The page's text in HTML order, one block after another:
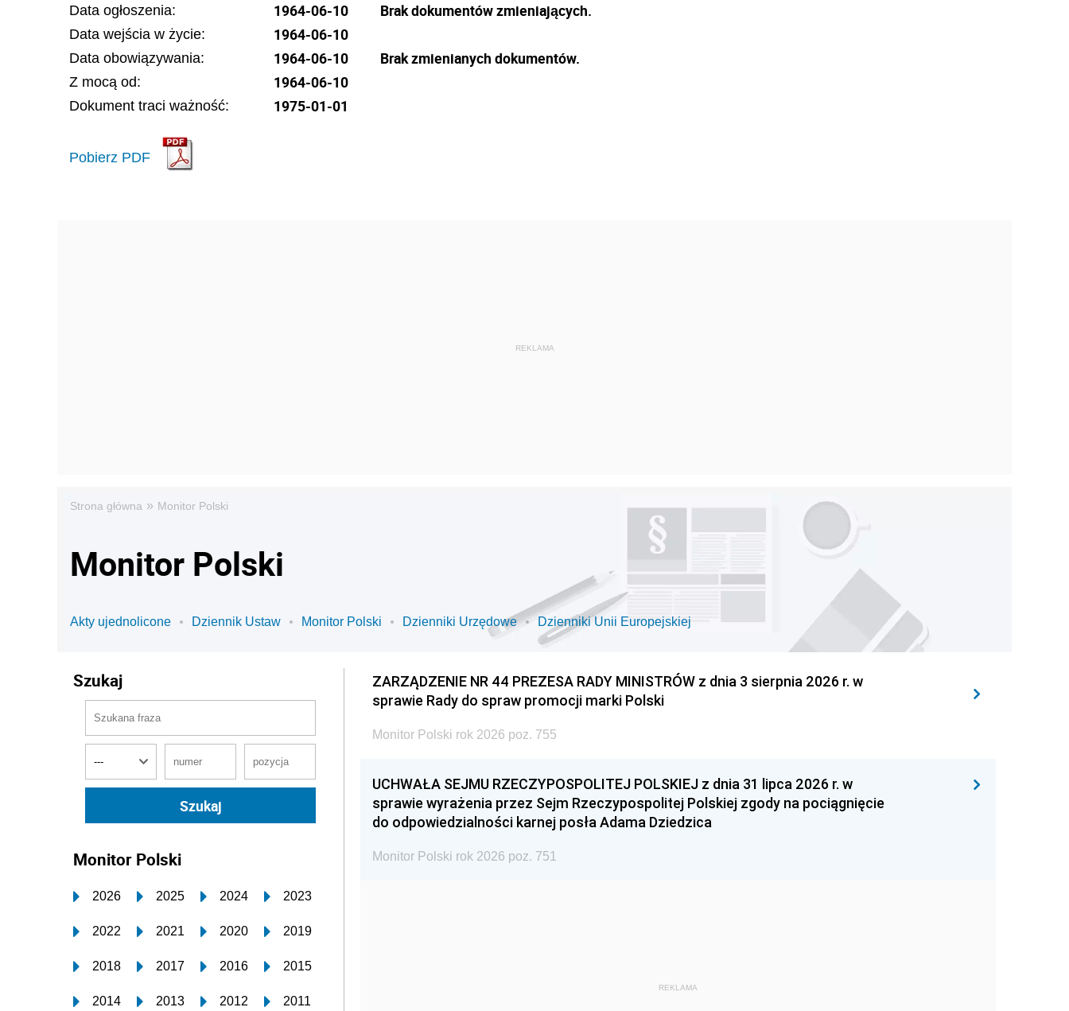
Data ogłoszenia: 1964-06-10
Data wejścia w życie: 1964-06-10
Data obowiązywania: 1964-06-10
Z mocą od: 1964-06-10
Dokument traci ważność: 1975-01-01
Pobierz PDF
Brak dokumentów zmieniających.
Brak zmienianych dokumentów.
Strona główna » Monitor Polski
Monitor Polski
Akty ujednolicone Dziennik Ustaw Monitor Polski Dzienniki Urzędowe Dzienniki Unii Europejskiej
Szukaj
Monitor Polski
2026 2025 2024 2023
2022 2021 2020 2019
2018 2017 2016 2015
2014 2013 2012 2011
ZARZĄDZENIE NR 44 PREZESA RADY MINISTRÓW z dnia 3 sierpnia 2026 r. w
sprawie Rady do spraw promocji marki Polski
Monitor Polski rok 2026 poz. 755
UCHWAŁA SEJMU RZECZYPOSPOLITEJ POLSKIEJ z dnia 31 lipca 2026 r. w
sprawie wyrażenia przez Sejm Rzeczypospolitej Polskiej zgody na pociągnięcie
do odpowiedzialności karnej posła Adama Dziedzica
Monitor Polski rok 2026 poz. 751
REKLAMA